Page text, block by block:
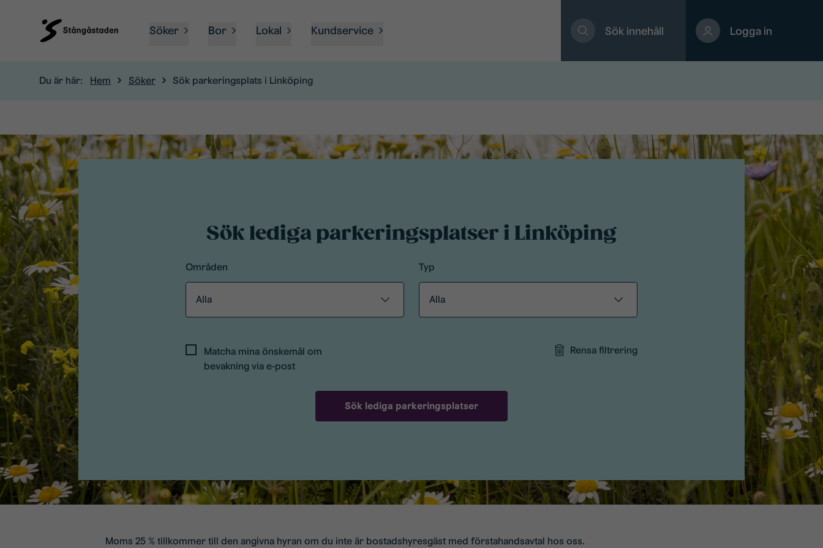
Söker Bor Lokal Kundservice Sök innehåll Logga in
Du är här: Hem Söker Sök parkeringsplats i Linköping
Sök lediga parkeringsplatser i Linköping
Områden
Alla
Typ
Alla
Matcha mina önskemål om
bevakning via e-post
Rensa filtrering
Moms 25 % tillkommer till den angivna hyran om du inte är bostadshyresgäst med förstahandsavtal hos oss.